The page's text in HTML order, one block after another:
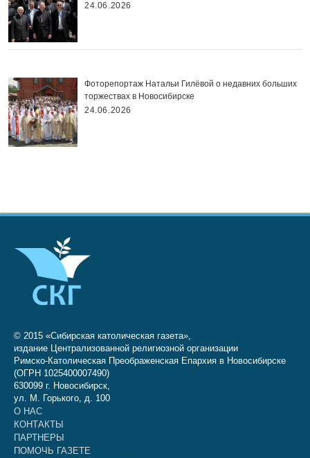
24.06.2026
Фоторепортаж Натальи Гилёвой о недавних больших
торжествах в Новосибирске
24.06.2026
© 2015 «Сибирская католическая газета»,
издание Централизованной религиозной организации
Римско-Католическая Преображенская Епархия в Новосибирске
(ОГРН 1025400007490)
630099 г. Новосибирск,
ул. М. Горького, д. 100
О НАС
КОНТАКТЫ
ПАРТНЕРЫ
ПОМОЧЬ ГАЗЕТЕ